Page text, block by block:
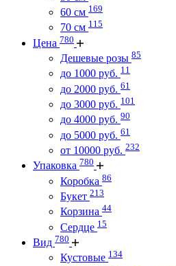
60 см 169
70 см 115
Цена 780
Дешевые розы 85
до 1000 руб. 11
до 2000 руб. 61
до 3000 руб. 101
до 4000 руб. 90
до 5000 руб. 61
от 10000 руб. 232
Упаковка 780
Коробка 86
Букет 213
Корзина 44
Сердце 15
Вид 780
Кустовые 134